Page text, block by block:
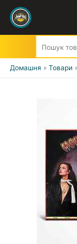
Домашня Товари